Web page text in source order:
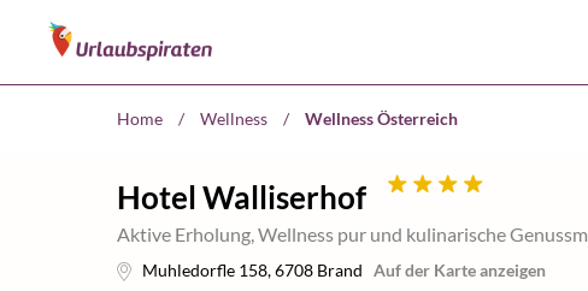
Home / Wellness / Wellness Österreich
Hotel Walliserhof
Aktive Erholung, Wellness pur und kulinarische
Muhledorfle 158,6708 Brand Auf der Karte anzeigen